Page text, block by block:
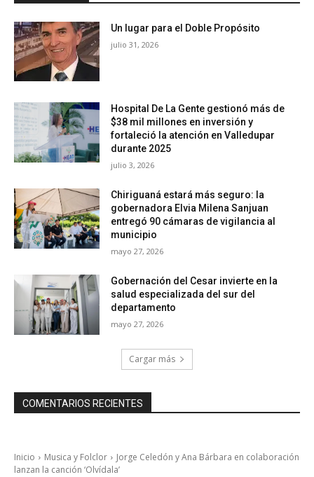
Un lugar para el Doble Propósito
julio 31, 2026
Hospital De La Gente gestionó más de
$38 mil millones en inversión y
fortaleció la atención en Valledupar
durante 2025
julio 3, 2026
Chiriguaná estará más seguro: la
gobernadora Elvia Milena Sanjuan
entregó 90 cámaras de vigilancia al
municipio
mayo 27, 2026
Gobernación del Cesar invierte en la
salud especializada del sur del
departamento
mayo 27, 2026
Cargar más
COMENTARIOS RECIENTES